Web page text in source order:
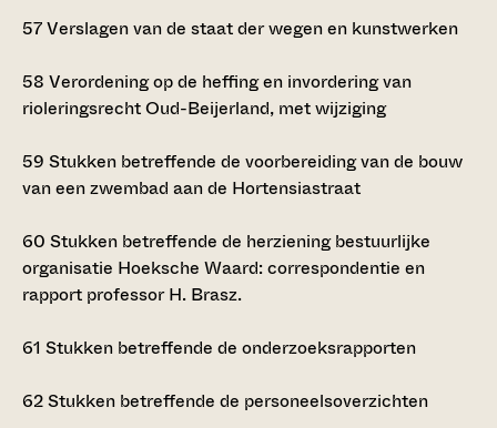
57Verslagen van de staat der wegen en kunstwerken
58 Verordening op de heffing en invordering van
rioleringsrecht Oud-Beijerland, met wijziging
59 Stukken betreffende de voorbereiding van de bouw
van een zwembad aan de Hortensiastraat
60 Stukken betreffende de herziening bestuurlijke
organisatie Hoeksche Waard: correspondentie en
rapport professor H. Brasz.
61 Stukken betreffende de onderzoeksrapporten
62Stukken betreffende de personeelsoverzichten